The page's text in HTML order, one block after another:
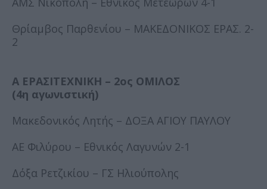
Θρίαμβος Παρθενίου – ΜΑΚΕΔΟΝΙΚΟΣ ΕΡΑΣ. 2-
2
Α ΕΡΑΣΙΤΕΧΝΙΚΗ – 2ος ΟΜΙΛΟΣ
(4η αγωνιστική)
Μακεδονικός Λητής – ΔΟΞΑ ΑΓΙΟΥ ΠΑΥΛΟΥ
ΑΕ Φιλύρου – Εθνικός Λαγυνών 2-1
Δόξα Ρετζικίου – ΓΣ Ηλιούπολης